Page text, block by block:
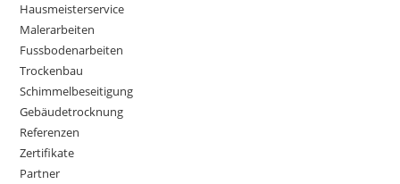
Hausmeisterservice
Malerarbeiten
Fussbodenarbeiten
Trockenbau
Schimmelbeseitigung
Gebäudetrocknung
Referenzen
Zertifikate
Partner